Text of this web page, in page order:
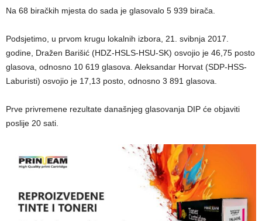
Na 68 biračkih mjesta do sada je glasovalo 5 939 birača.
Podsjetimo, u prvom krugu lokalnih izbora, 21. svibnja 2017.
godine, Dražen Barišić (HDZ-HSLS-HSU-SK) osvojio je 46,75 posto
glasova, odnosno 10 619 glasova. Aleksandar Horvat (SDP-HSS-
Laburisti) osvojio je 17,13 posto, odnosno 3 891 glasova.
Prve privremene rezultate današnjeg glasovanja DIP će objaviti
poslije 20 sati.